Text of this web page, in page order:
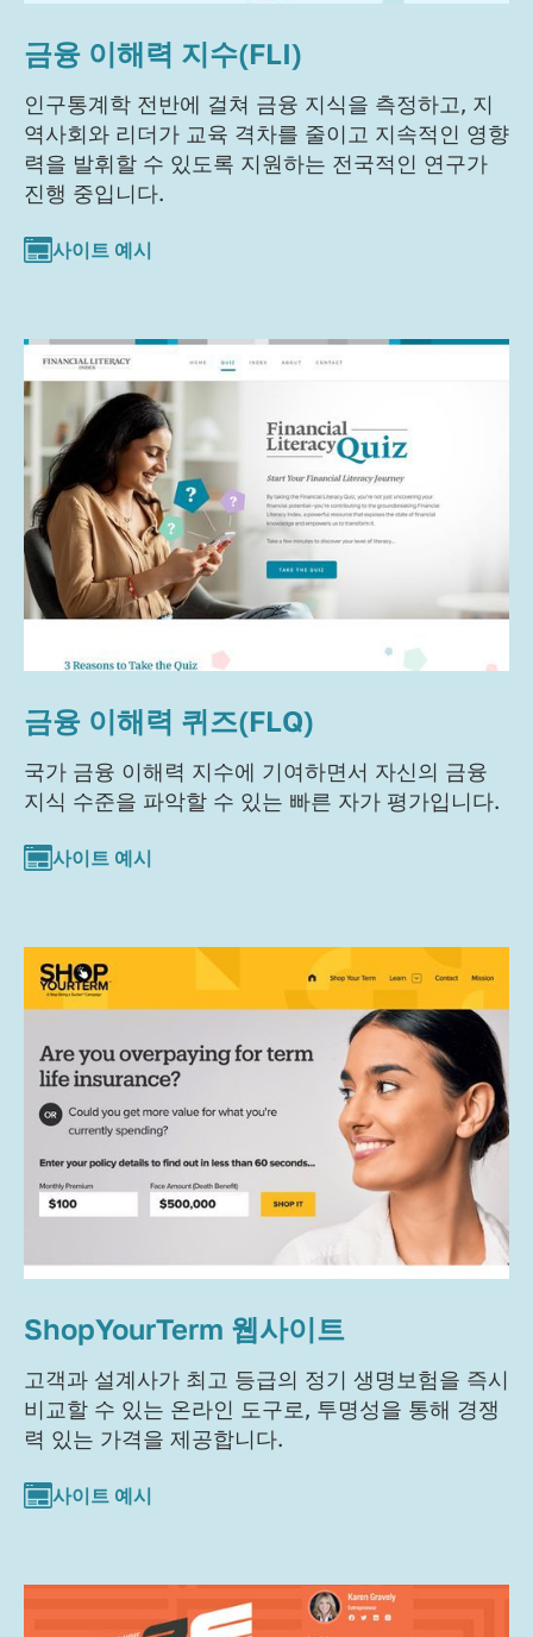
금융 이해력 지수(FLI)
인구통계학 전반에 걸쳐 금융 지식을 측정하고, 지
역사회와 리더가 교육 격차를 줄이고 지속적인 영향
력을 발휘할 수 있도록 지원하는 전국적인 연구가
진행 중입니다.
사이트 예시
금융 이해력 퀴즈(FLQ)
국가 금융 이해력 지수에 기여하면서 자신의 금융
지식 수준을 파악할 수 있는 빠른 자가 평가입니다.
사이트 예시
ShopYourTerm 웹사이트
고객과 설계사가 최고 등급의 정기 생명보험을 즉시
비교할 수 있는 온라인 도구로, 투명성을 통해 경쟁
력 있는 가격을 제공합니다.
사이트 예시